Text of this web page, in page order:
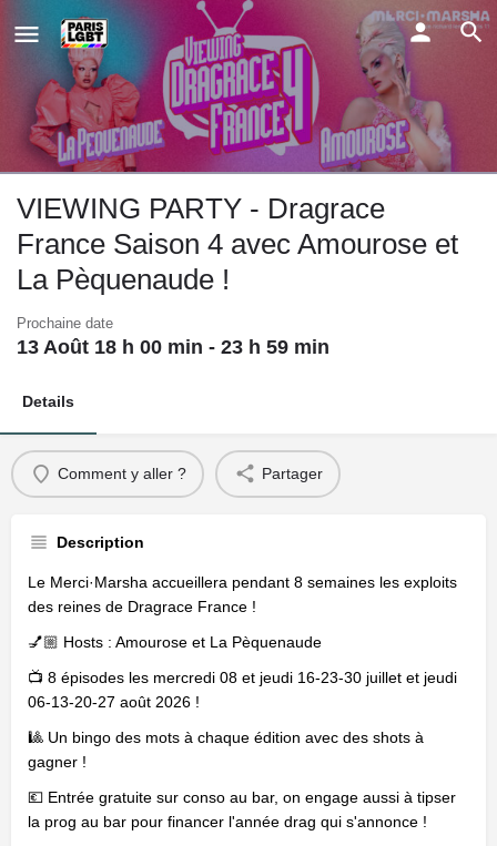
VIEWING PARTY - Dragrace
France Saison 4 avec Amourose et
La Pèquenaude !
Prochaine date
13 Août 18 h 00 min - 23 h 59 min
Details
Comment y aller ? Partager
Description
Le Merci·Marsha accueillera pendant 8 semaines les exploits
des reines de Dragrace France !
💅🏼 Hosts : Amourose et La Pèquenaude
📺 8 épisodes les mercredi 08 et jeudi 16-23-30 juillet et jeudi
06-13-20-27 août 2026 !
🎱 Un bingo des mots à chaque édition avec des shots à
gagner !
💶 Entrée gratuite sur conso au bar, on engage aussi à tipser
la prog au bar pour financer l'année drag qui s'annonce !